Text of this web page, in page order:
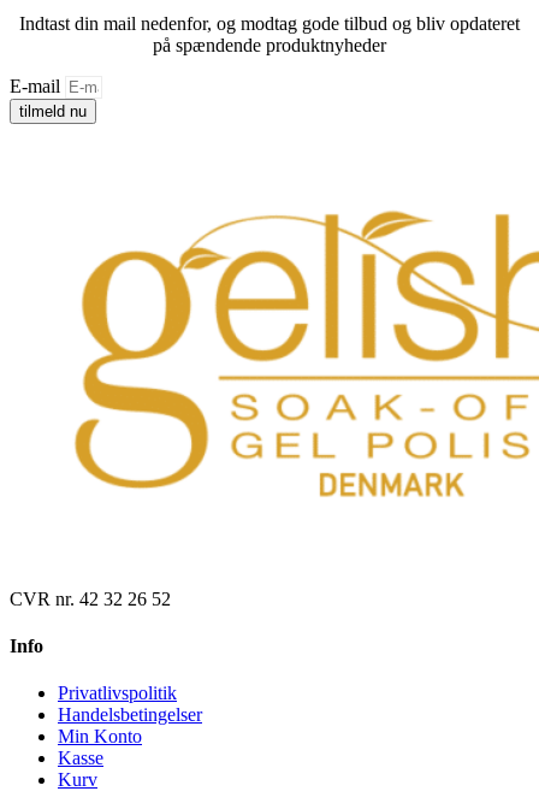
Indtast din mail nedenfor, og modtag gode tilbud og bliv opdateret
på spændende produktnyheder
E-mail
tilmeld nu
CVR nr. 42 32 26 52
Info
Privatlivspolitik
Handelsbetingelser
Min Konto
Kasse
Kurv